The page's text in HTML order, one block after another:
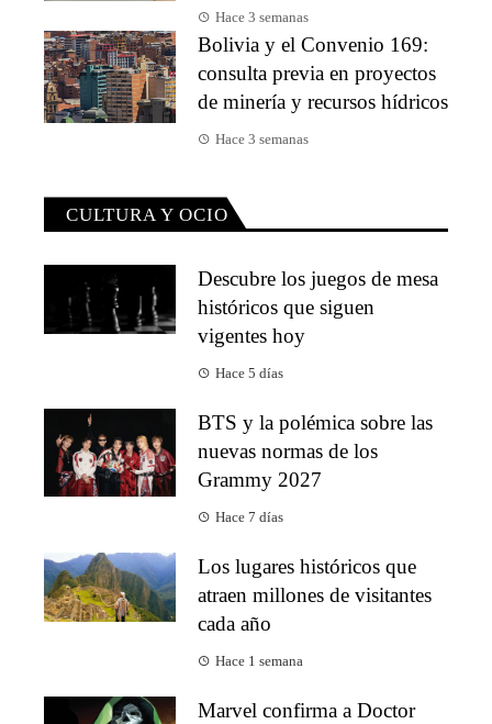
Hace 3 semanas
Bolivia y el Convenio 169:
consulta previa en proyectos
de minería y recursos hídricos
Hace 3 semanas
CULTURA Y OCIO
Descubre los juegos de mesa
históricos que siguen
vigentes hoy
Hace 5 días
BTS y la polémica sobre las
nuevas normas de los
Grammy 2027
Hace 7 días
Los lugares históricos que
atraen millones de visitantes
cada año
Hace 1 semana
Marvel confirma a Doctor